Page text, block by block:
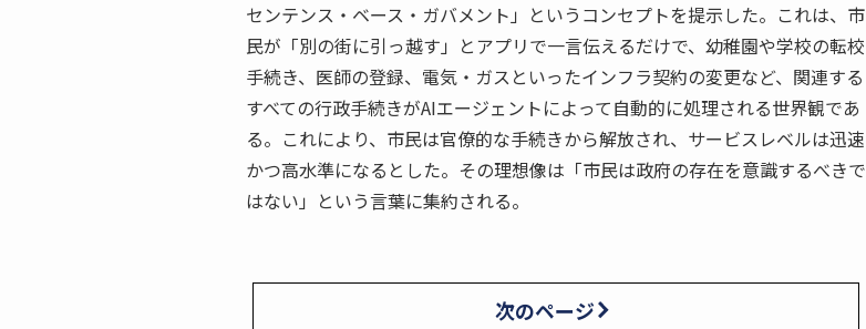
センテンス・ベース・ガバメント」というコンセプトを提示した。これは、市
民が「別の街に引っ越す」とアプリで一言伝えるだけで、幼稚園や学校の転校
手続き、医師の登録、電気・ガスといったインフラ契約の変更など、関連する
すべての行政手続きがAIエージェントによって自動的に処理される世界観であ
る。これにより、市民は官僚的な手続きから解放され、サービスレベルは迅速
かつ高水準になるとした。その理想像は「市民は政府の存在を意識するべきで
はない」という言葉に集約される。
次のページ